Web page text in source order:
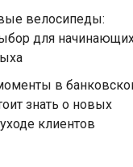
велосипеды:
для
в
знать о новых
клиентов